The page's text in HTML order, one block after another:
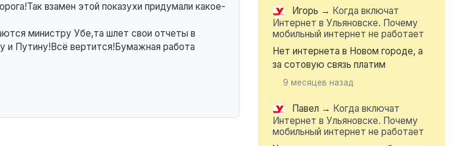
взамен этой показухи придумали какое-
министру Убе,та шлет свои отчеты в
и Путину!Всё вертится!Бумажная работа
Игорь → Когда включат
Интернет в Ульяновске. Почему
мобильный интернет не работает
Нет интернета в Новом городе, а
за сотовую связь платим
9 месяцев назад
Павел → Когда включат
Интернет в Ульяновске. Почему
мобильный интернет не работает